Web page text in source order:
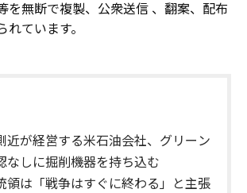
を無断で複製、公衆送信 、翻案、配布
ています。
近が経営する米石油会社、グリーン
なしに掘削機器を持ち込む
領は「戦争はすぐに終わる」と主張